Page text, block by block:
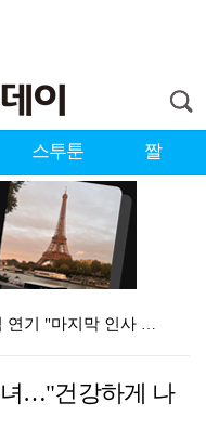
스투툰 짤
황재균, 직접 알린 은퇴식 연기 "마지막 인사 제대로 …
녀…"건강하게 나